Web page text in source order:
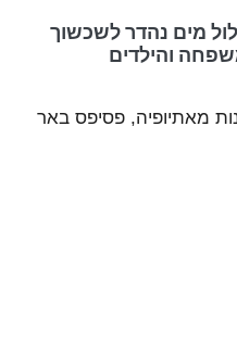
מים נהדר לשכשוך
והילדים